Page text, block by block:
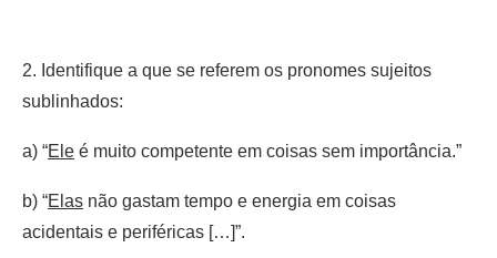
2. Identifique a que se referem os pronomes sujeitos
sublinhados:
a) “Ele é muito competente em coisas sem importância.”
b) “Elas não gastam tempo e energia em coisas
acidentais e periféricas […]”.